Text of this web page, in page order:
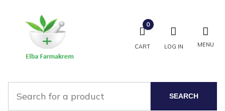
CART
0
LOG IN MENU
SEARCH